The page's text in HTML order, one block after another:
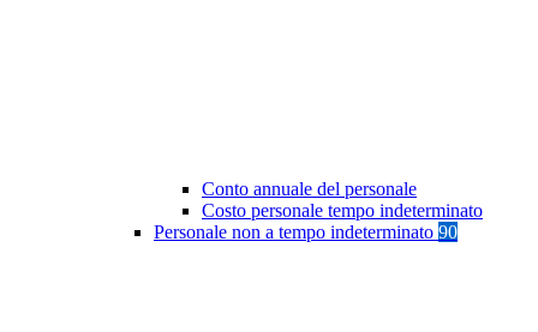
Conto annuale del personale
Costo personale tempo indeterminato
Personale non a tempo indeterminato 90